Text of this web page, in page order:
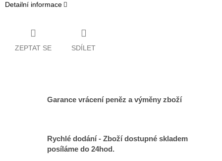
Detailní informace
ZEPTAT SE SDÍLET
Garance vrácení peněz a výměny zboží
Rychlé dodání - Zboží dostupné skladem
posíláme do 24hod.